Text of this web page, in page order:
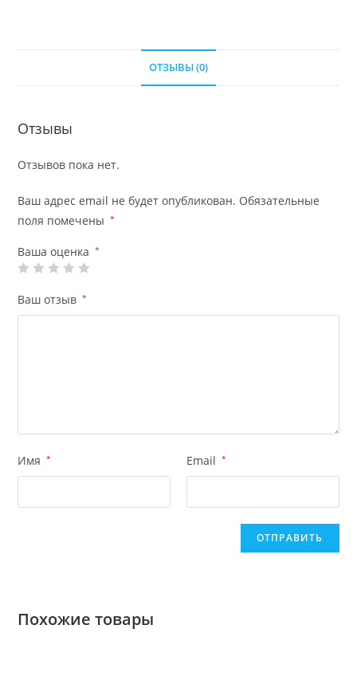
ОТЗЫВЫ (0)
Отзывы
Отзывов пока нет.
Ваш адрес email не будет опубликован. Обязательные
поля помечены
*
Ваша оценка *
Ваш отзыв *
Имя * Email *
Похожие товары